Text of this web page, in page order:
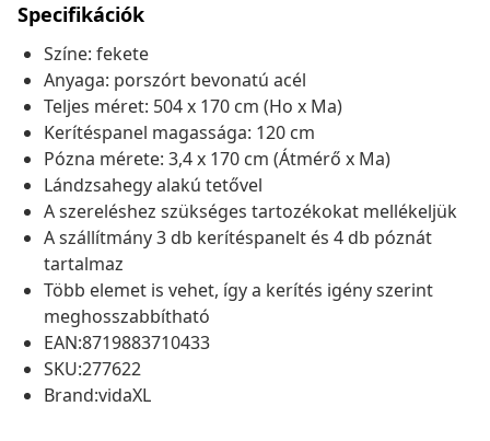
Specifikációk
Színe: fekete
Anyaga: porszórt bevonatú acél
Teljes méret: 504 x 170 cm (Ho x Ma)
Kerítéspanel magassága: 120 cm
Pózna mérete: 3,4 x 170 cm (Átmérő x Ma)
Lándzsahegy alakú tetővel
A szereléshez szükséges tartozékokat mellékeljük
A szállítmány 3 db kerítéspanelt és 4 db póznát
tartalmaz
Több elemet is vehet, így a kerítés igény szerint
meghosszabbítható
EAN:8719883710433
SKU:277622
Brand:vidaXL